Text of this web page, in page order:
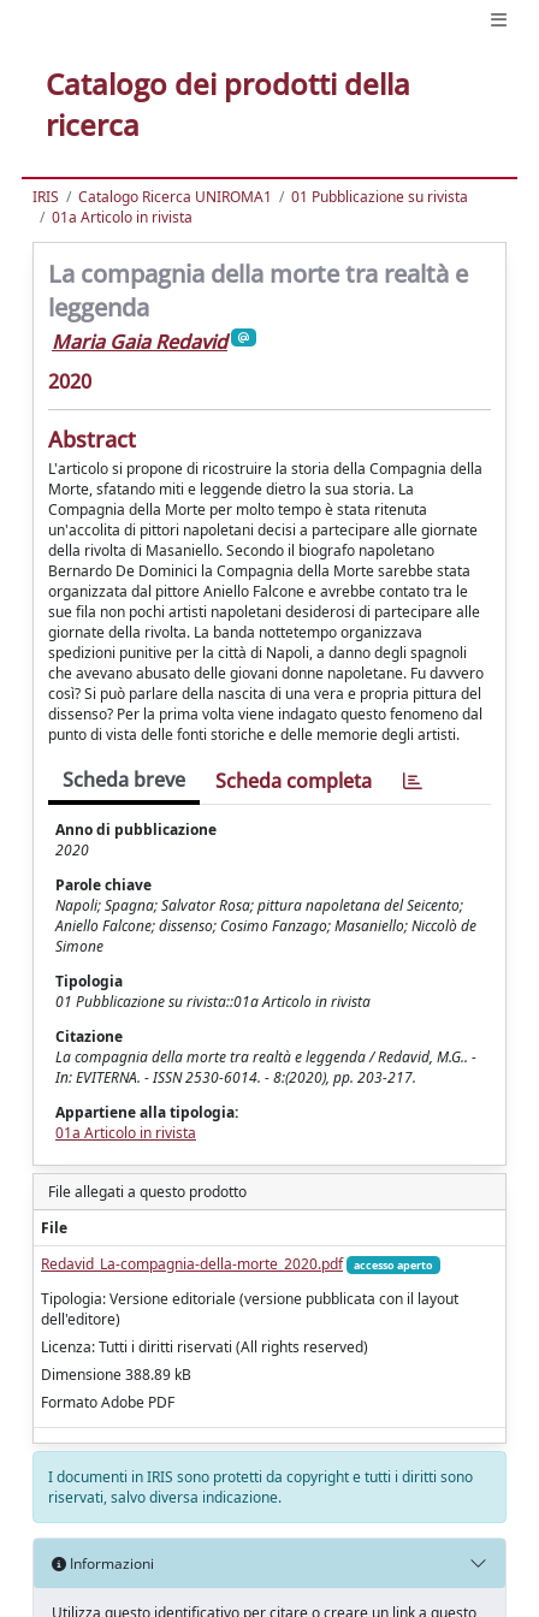
Catalogo dei prodotti della
ricerca
IRIS Catalogo Ricerca UNIROMA1
01 Pubblicazione su rivista
01a Articolo in rivista
La compagnia della morte tra realtà e
leggenda
Maria Gaia Redavid
2020
Abstract
L'articolo si propone di ricostruire la storia della Compagnia della
Morte, sfatando miti e leggende dietro la sua storia. La
Compagnia della Morte per molto tempo è stata ritenuta
un'accolita di pittori napoletani decisi a partecipare alle giornate
della rivolta di Masaniello. Secondo il biografo napoletano
Bernardo De Dominici la Compagnia della Morte sarebbe stata
organizzata dal pittore Aniello Falcone e avrebbe contato tra le
sue fila non pochi artisti napoletani desiderosi di partecipare alle
giornate della rivolta. La banda nottetempo organizzava
spedizioni punitive per la città di Napoli, a danno degli spagnoli
che avevano abusato delle giovani donne napoletane. Fu davvero
così? Si può parlare della nascita di una vera e propria pittura del
dissenso? Per la prima volta viene indagato questo fenomeno dal
punto di vista delle fonti storiche e delle memorie degli artisti.
Scheda breve Scheda completa
Anno di pubblicazione
2020
Parole chiave
Napoli; Spagna; Salvator Rosa; pittura napoletana del Seicento;
Aniello Falcone; dissenso; Cosimo Fanzago; Masaniello; Niccolò de
Simone
Tipologia
01 Pubblicazione su rivista::01a Articolo in rivista
Citazione
La compagnia della morte tra realtà e leggenda / Redavid, M.G.. -
In: EVITERNA. - ISSN 2530-6014. - 8:(2020), pp. 203-217.
Appartiene alla tipologia:
01a Articolo in rivista
File allegati a questo prodotto
File
Redavid_La-compagnia-della-morte_2020.pdf
accesso aperto
Tipologia: Versione editoriale (versione pubblicata con il layout
dell'editore)
Licenza: Tutti i diritti riservati (All rights reserved)
Dimensione 388.89 kB
Formato Adobe PDF
I documenti in IRIS sono protetti da copyright e tutti i diritti sono
riservati, salvo diversa indicazione.
Informazioni